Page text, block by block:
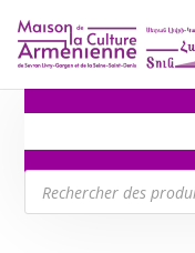
Recherche
de
produits